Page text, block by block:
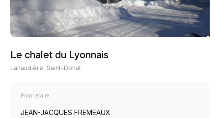
Le chalet du Lyonnais
Lanaudière, Saint-Donat
Propriétaire
JEAN-JACQUES FREMEAUX